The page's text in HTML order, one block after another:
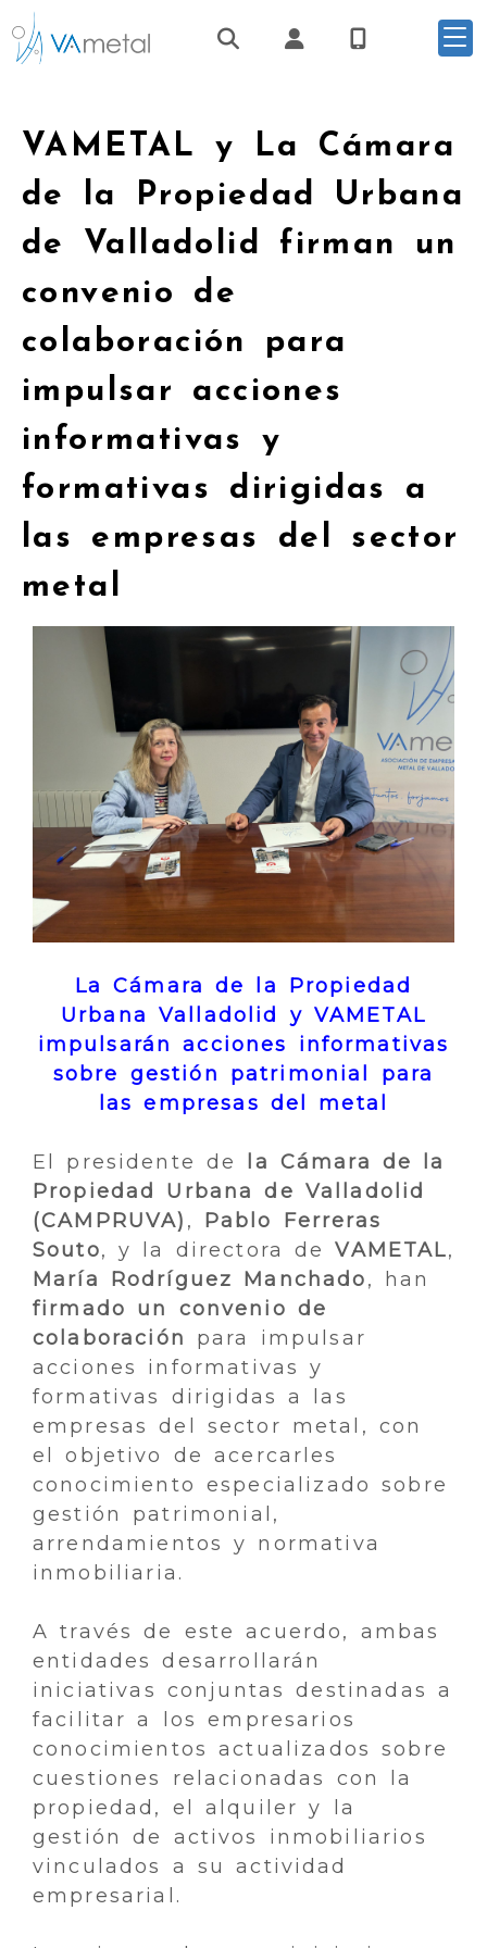
Identifícate
VAMETAL y La Cámara
de la Propiedad Urbana
de Valladolid firman un
convenio de
colaboración para
impulsar acciones
informativas y
formativas dirigidas a
las empresas del sector
metal
La Cámara de la Propiedad
Urbana Valladolid y VAMETAL
impulsarán acciones informativas
sobre gestión patrimonial para
las empresas del metal
El presidente de la Cámara de la
Propiedad Urbana de Valladolid
(CAMPRUVA) , Pablo Ferreras
Souto, y la directora de VAMETAL,
María Rodríguez Manchado, han
firmado un convenio de
colaboración
para impulsar
acciones informativas y
formativas dirigidas a las
empresas del sector metal, con
el objetivo de acercarles
conocimiento especializado sobre
gestión patrimonial,
arrendamientos y normativa
inmobiliaria.
A través de este acuerdo, ambas
entidades desarrollarán
iniciativas conjuntas destinadas a
facilitar a los empresarios
conocimientos actualizados sobre
cuestiones relacionadas con la
propiedad, el alquiler y la
gestión de activos inmobiliarios
vinculados a su actividad
empresarial.